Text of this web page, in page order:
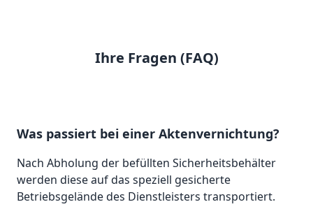
Ihre Fragen (FAQ)
Was passiert bei einer Aktenvernichtung?
Nach Abholung der befüllten Sicherheitsbehälter
werden diese auf das speziell gesicherte
Betriebsgelände des Dienstleisters transportiert.